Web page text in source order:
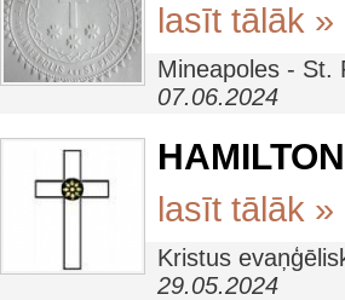
lasīt tālāk »
Mineapoles - St.
07.06.2024
lasīt tālāk »
Kristus
29.05.2024